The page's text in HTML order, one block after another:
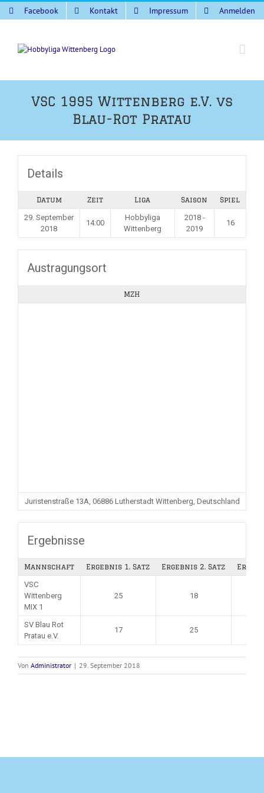
Zum
Inhalt
Facebook Kontakt Impressum Anmelden
VSC 1995 Wittenberg e.V. vs
Blau-Rot Pratau
Details
Datum Zeit Liga Saison Spiel
29. September
2018
14:00
Hobbyliga
Wittenberg
2018 -
2019
16
Austragungsort
MZH
Juristenstraße 13A, 06886 Lutherstadt Wittenberg, Deutschland
Ergebnisse
Mannschaft Ergebnis 1. Satz Ergebnis 2. Satz
VSC
Wittenberg
MIX 1
25 18
SV Blau Rot
Pratau e.V.
17 25
Von Administrator | 29. September 2018